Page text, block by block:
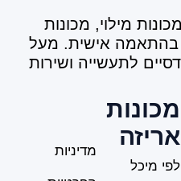
מכונות
אריזה
לפי מיכל
מדיניות